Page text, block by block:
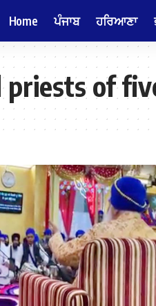
Home ਪੰਜਾਬ ਹਰਿਆਣਾ
priests of